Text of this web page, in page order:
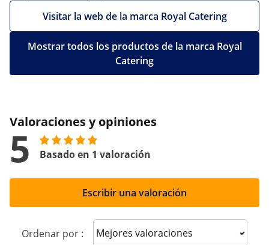
Visitar la web de la marca Royal Catering
Mostrar todos los productos de la marca Royal
Catering
Valoraciones y opiniones
5 Basado en 1 valoración
Escribir una valoración
Ordenar por : Sort reviews